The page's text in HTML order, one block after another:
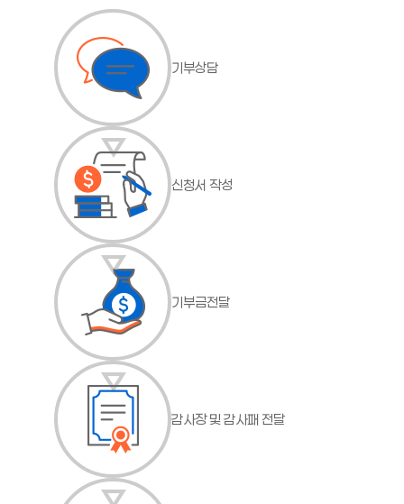
기부상담
신청서 작성
기부금전달
감사장 및 감사패 전달